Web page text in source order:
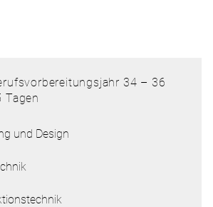
34 – 36
Tagen
und Design